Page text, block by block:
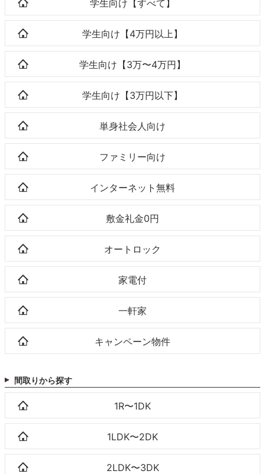
学生向け【すべて】
学生向け【4万円以上】
学生向け【3万〜4万円】
学生向け【3万円以下】
単身社会人向け
ファミリー向け
インターネット無料
敷金礼金0円
オートロック
家電付
一軒家
キャンペーン物件
間取りから探す
1R〜1DK
1LDK〜2DK
2LDK〜3DK